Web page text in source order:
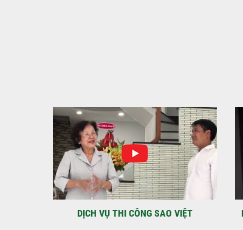
DỰ ÁN BAO GỒM TRỆT, 3 LẦU VÀ SÂN